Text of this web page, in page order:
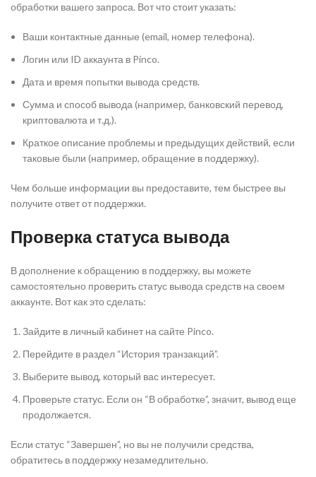
обработки вашего запроса. Вот что стоит указать:
Ваши контактные данные (email, номер телефона).
Логин или ID аккаунта в Pinco.
Дата и время попытки вывода средств.
Сумма и способ вывода (например, банковский перевод,
криптовалюта и т.д.).
Краткое описание проблемы и предыдущих действий, если
таковые были (например, обращение в поддержку).
Чем больше информации вы предоставите, тем быстрее вы
получите ответ от поддержки.
Проверка статуса вывода
В дополнение к обращению в поддержку, вы можете
самостоятельно проверить статус вывода средств на своем
аккаунте. Вот как это сделать:
Зайдите в личный кабинет на сайте Pinco.
Перейдите в раздел “История транзакций”.
Выберите вывод, который вас интересует.
Проверьте статус. Если он “В обработке”, значит, вывод еще
продолжается.
Если статус “Завершен”, но вы не получили средства,
обратитесь в поддержку незамедлительно.